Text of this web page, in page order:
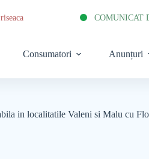
Consumatori Anunțuri
in localitatile Valeni si Malu cu